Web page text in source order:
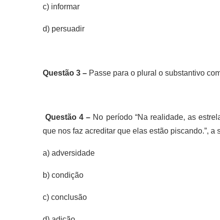
c) informar
d) persuadir
Questão 3 – Passe para o plural o substantivo
Questão 4 – No período “Na realidade, as
que nos faz acreditar que elas estão piscando.”,
a) adversidade
b) condição
c) conclusão